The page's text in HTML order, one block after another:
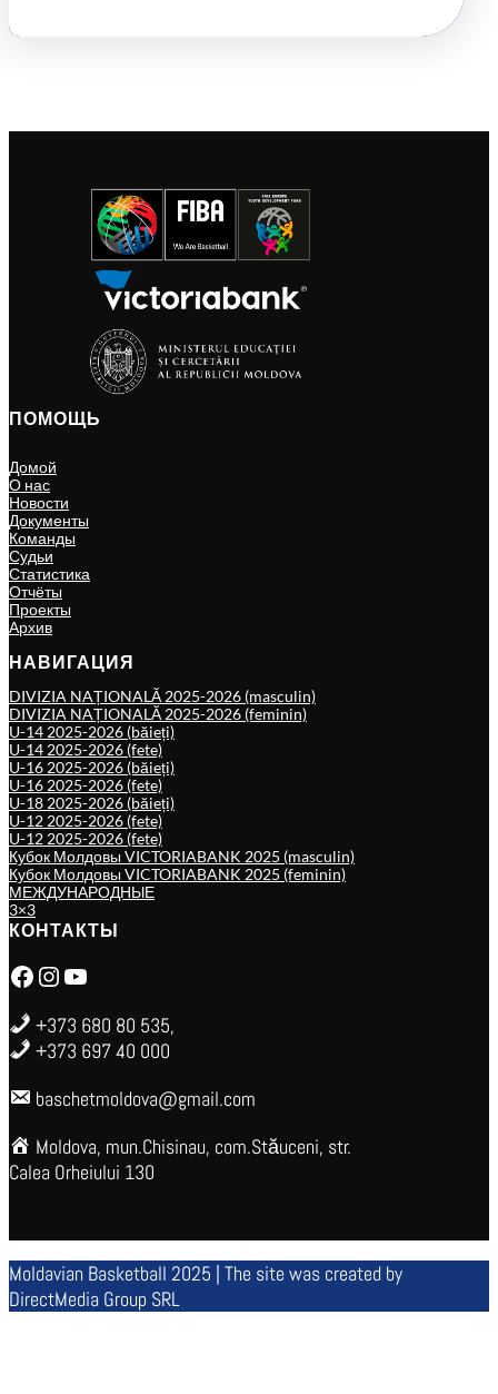
ПОМОЩЬ
Домой
О нас
Новости
Документы
Команды
Судьи
Статистика
Отчёты
Проекты
Архив
НАВИГАЦИЯ
DIVIZIA NAȚIONALĂ 2025-2026 (masculin)
DIVIZIA NAȚIONALĂ 2025-2026 (feminin)
U-14 2025-2026 (băieți)
U-14 2025-2026 (fete)
U-16 2025-2026 (băieți)
U-16 2025-2026 (fete)
U-18 2025-2026 (băieți)
U-12 2025-2026 (fete)
U-12 2025-2026 (fete)
Кубок Молдовы VICTORIABANK 2025 (masculin)
Кубок Молдовы VICTORIABANK 2025 (feminin)
МЕЖДУНАРОДНЫЕ
3×3
КОНТАКТЫ
Facebook Instagram YouTube
+373 680 80 535,
+373 697 40 000
baschetmoldova@gmail.com
Moldova, mun.Chisinau, com.Stăuceni, str.
Calea Orheiului 130
Moldavian Basketball 2025 | The site was created by
DirectMedia Group SRL